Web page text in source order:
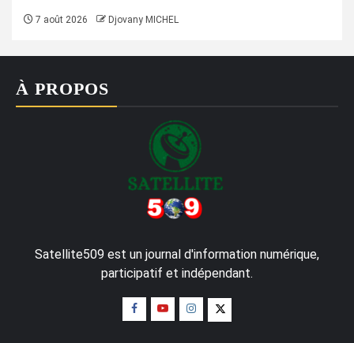
7 août 2026 Djovany MICHEL
À PROPOS
Satellite509 est un journal d'information numérique,
participatif et indépendant.